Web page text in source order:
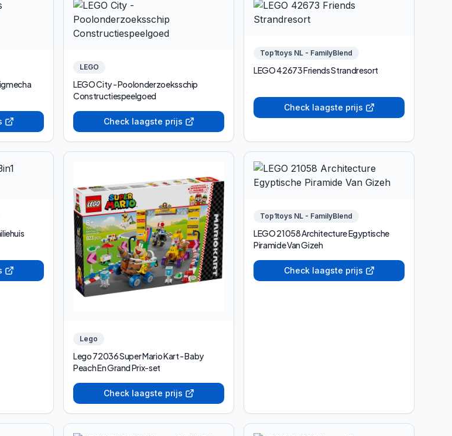
LEGO
LEGO City - Poolonderzoeksschip
Constructiespeelgoed
Check laagste prijs
Top1toys NL - FamilyBlend
LEGO 42673 Friends Strandresort
Check laagste prijs
Lego
Lego 72036 Super Mario Kart - Baby
Peach En Grand Prix-set
Check laagste prijs
Top1toys NL - FamilyBlend
LEGO 21058 Architecture Egyptische
Piramide Van Gizeh
Check laagste prijs